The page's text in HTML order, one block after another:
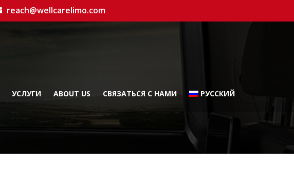
reach@wellcarelimo.com
УСЛУГИ ABOUT US СВЯЗАТЬСЯ С НАМИ РУССКИЙ